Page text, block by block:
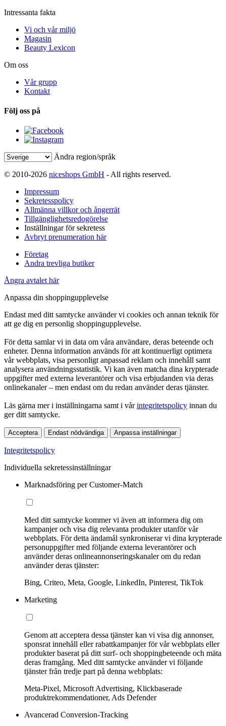
Intressanta fakta
Vi och vår miljö
Magasin
Beauty Lexicon
Om oss
Vår grupp
Kontakt
Följ oss på
Ändra region/språk
© 2010-2026 niceshops GmbH - All rights reserved.
Impressum
Sekretesspolicy
Allmänna villkor och ångerrät
Tillgänglighetsredogörelse
Inställningar för sekretess
Avbryt prenumeration här
Företag
Andra trevliga butiker
Ångra avtalet här
Anpassa din shoppingupplevelse
Endast med ditt samtycke använder vi cookies och annan teknik för
att ge dig en personlig shoppingupplevelse.
För detta samlar vi in data om våra användare, deras beteende och
enheter. Denna information används för att kontinuerligt optimera
vår webbplats, visa personligt anpassad reklam och innehåll samt
analysera användningsstatistik. Vi kan även matcha dina krypterade
uppgifter med externa leverantörer och visa erbjudanden via deras
onlinekanaler – men endast om du redan använder deras tjänster.
Läs gärna mer i inställningarna samt i vårintegritetspolicy innan du
ger ditt samtycke.
Acceptera Endast nödvändiga Anpassa inställningar
Integritetspolicy
Individuella sekretessinställningar
Marknadsföring per Customer-Match
Med ditt samtycke kommer vi även att informera dig om
kampanjer och visa dig relevanta produkter utanför vår
webbplats. För detta ändamål synkroniserar vi dina krypterade
personuppgifter med följande externa leverantörer och
använder deras onlineannonseringskanaler om du redan
använder deras tjänster:
Bing, Criteo, Meta, Google, LinkedIn, Pinterest, TikTok
Marketing
Genom att acceptera dessa tjänster kan vi visa dig annonser,
sponsrat innehåll eller rabattkampanjer för vår webbplats eller
produkter baserat på ditt surf- och shoppingbeteende och mäta
deras framgång. Med ditt samtycke använder vi följande
tjänster från tredje part på denna webbplats:
Meta-Pixel, Microsoft Advertising, Klickbaserade
produktrekommendationer, Ads Defender
Avancerad Conversion-Tracking